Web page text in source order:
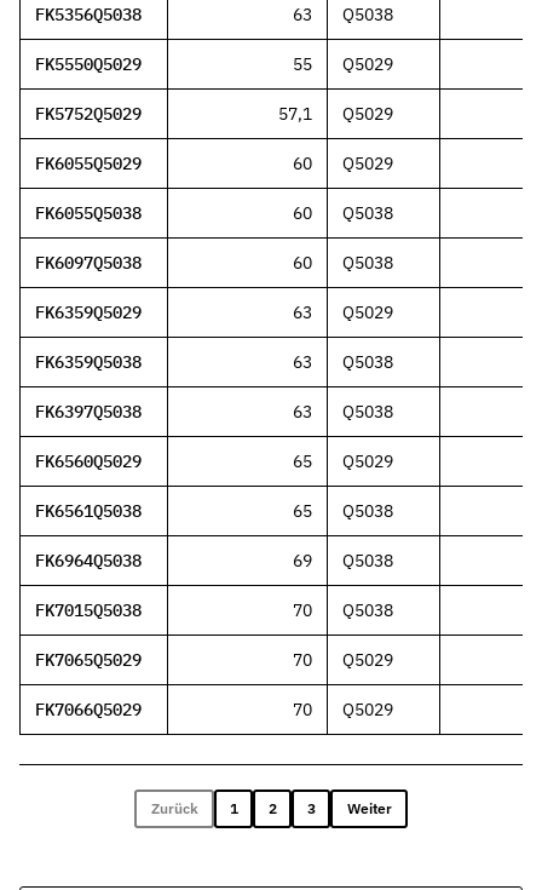
FK5356Q5038 63 Q5038
FK5550Q5029 55 Q5029
FK5752Q5029 57,1 Q5029
FK6055Q5029 60 Q5029
FK6055Q5038 60 Q5038
FK6097Q5038 60 Q5038
FK6359Q5029 63 Q5029
FK6359Q5038 63 Q5038
FK6397Q5038 63 Q5038
FK6560Q5029 65 Q5029
FK6561Q5038 65 Q5038
FK6964Q5038 69 Q5038
FK7015Q5038 70 Q5038
FK7065Q5029 70 Q5029
FK7066Q5029 70 Q5029
Zurück 1 2 3 Weiter